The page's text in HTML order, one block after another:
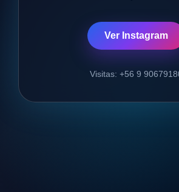
Ver Instagram
Visitas: +56 9